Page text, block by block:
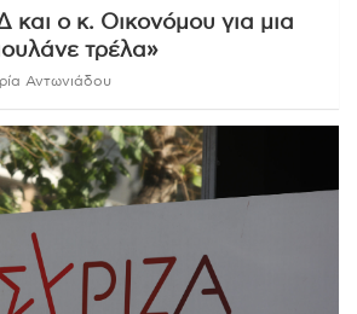
ο κ. Οικονόμου για μια
τρέλα»
Αντωνιάδου